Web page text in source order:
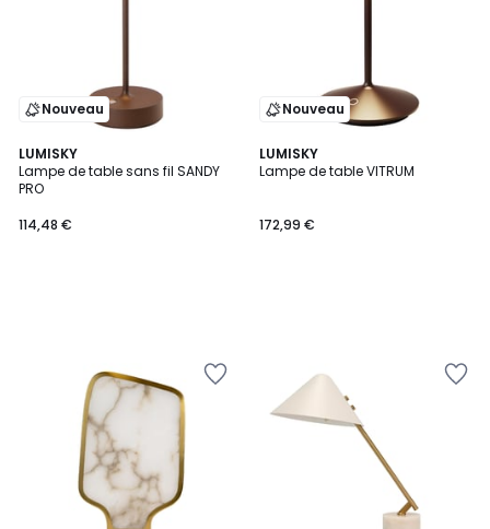
Nouveau
LUMISKY
Lampe de table sans fil SANDY
PRO
114,48 €
Nouveau
LUMISKY
Lampe de table VITRUM
172,99 €